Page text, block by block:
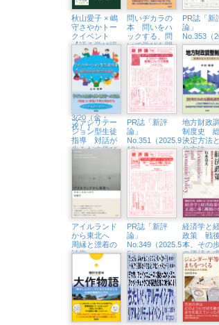
秋山愛子 × 嶋
守さやかトー
クイベント
【語る学び場
#2】すなっく
アイコ、秋山
愛子さんと
は？（浅草・
Readin’ Writin
BOOK
STORE
3/20（金・
祝））
問いヂカラの
本 問いをハ
ックする、問
いで学びを開
く
PR誌「新
論」
No.353（
ファシリテー
ション型生徒
指導 対話が
生みだす学び
PR誌「新評
論」
No.351（2025.9・
10）
地方財政
制度史
決定方法
分方法
アイルランド
から東北へ
周縁と漂着の
詩学
PR誌「新評
論」
No.349（2025.5・
6）
経済学と
政策 戦
本、その
の価値を
て